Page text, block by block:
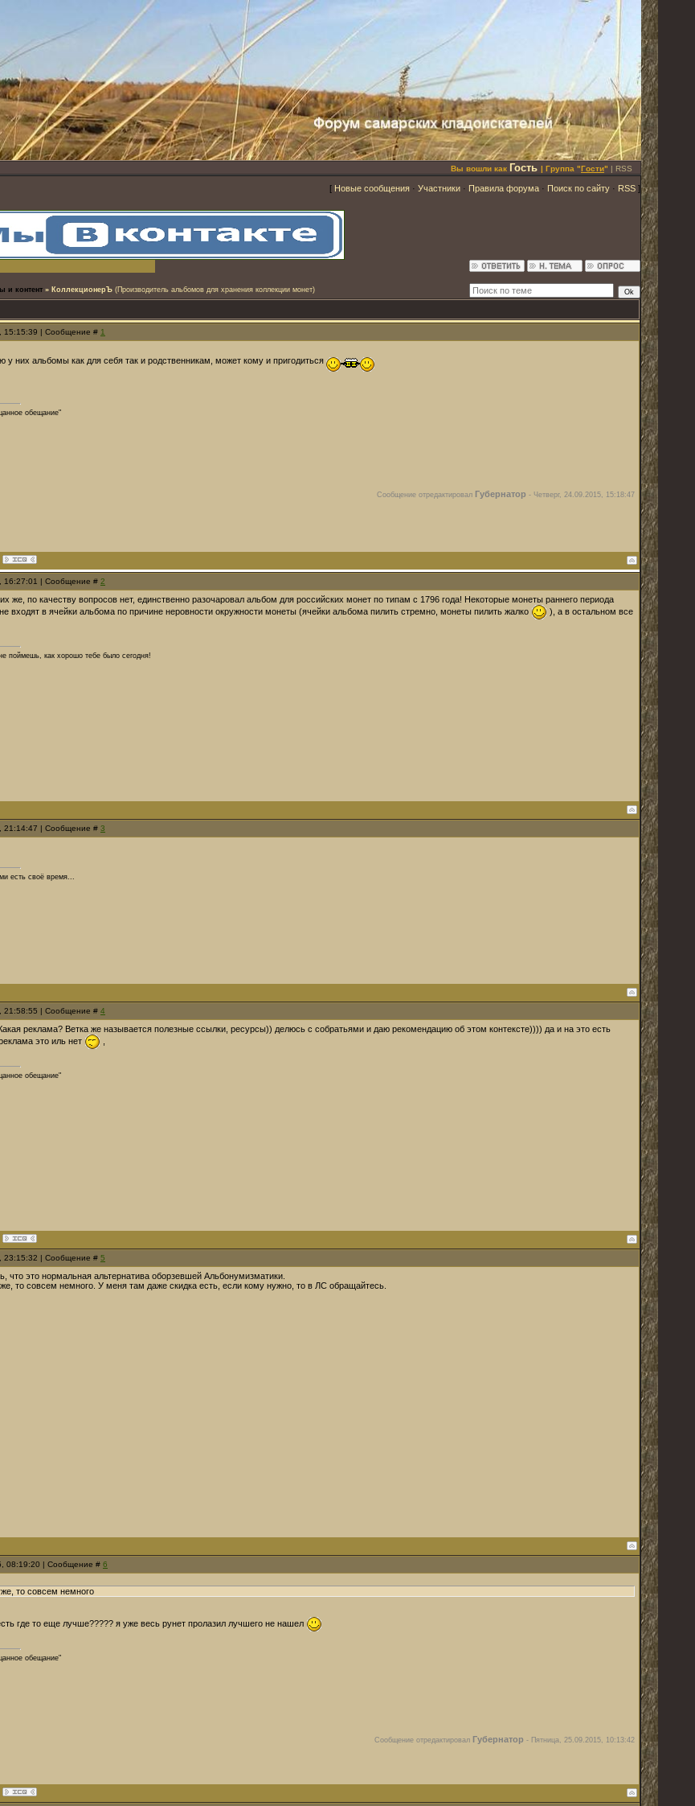
Вы вошли как Гость | Группа "Гости" | RSS
[ Новые сообщения · Участники · Правила форума · Поиск по сайту · RSS ]
и контент » КоллекционерЪ (Производитель альбомов для хранения коллекции монет)
15:15:39 | Сообщение # 1
у них альбомы как для себя так и родственникам, может кому и пригодиться
обещание"
Сообщение отредактировал Губернатор - Четверг, 24.09.2015, 15:18:47
16:27:01 | Сообщение # 2
же, по качеству вопросов нет, единственно разочаровал альбом для российских монет по типам с 1796 года! Некоторые монеты раннего периода
входят в ячейки альбома по причине неровности окружности монеты (ячейки альбома пилить стремно, монеты пилить жалко
), а в остальном все
поймешь, как хорошо тебе было сегодня!
21:14:47 | Сообщение # 3
есть своё время...
21:58:55 | Сообщение # 4
реклама? Ветка же называется полезные ссылки, ресурсы)) делюсь с собратьями и даю рекомендацию об этом контексте)))) да и на это есть
это иль нет
обещание"
23:15:32 | Сообщение # 5
что это нормальная альтернатива оборзевшей Альбонумизматики.
то совсем немного. У меня там даже скидка есть, если кому нужно, то в ЛС обращайтесь.
08:19:20 | Сообщение # 6
то совсем немного
где то еще лучше????? я уже весь рунет пролазил лучшего не нашел
обещание"
Сообщение отредактировал Губернатор - Пятница, 25.09.2015, 10:13:42